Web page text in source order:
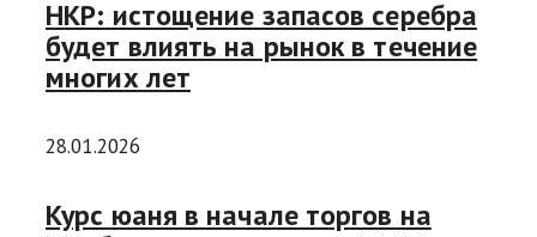
НКР: истощение запасов серебра
будет влиять на рынок в течение
многих лет
28.01.2026
Курс юаня в начале торгов на